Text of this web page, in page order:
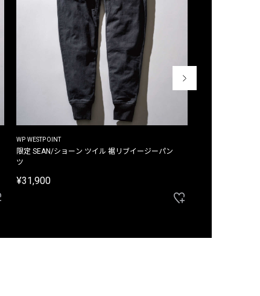
WP WESTPOINT
限定 SEAN/ショーン ツイル 裾リブイージーパン
ツ
¥31,900